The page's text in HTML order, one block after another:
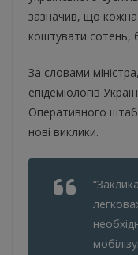
зазначив, що кожна
коштувати сотень,
За словами
епідеміологів
Оперативного
нові виклики.